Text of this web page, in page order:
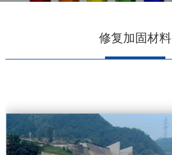
修复加固材料